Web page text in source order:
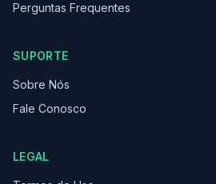
Perguntas Frequentes
SUPORTE
Sobre Nós
Fale Conosco
LEGAL